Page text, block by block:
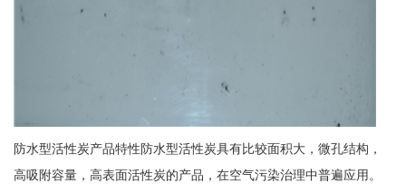
防水型活性炭产品特性防水型活性炭具有比较面积大，微孔结构，
高吸附容量，高表面活性炭的产品，在空气污染治理中普遍应用。